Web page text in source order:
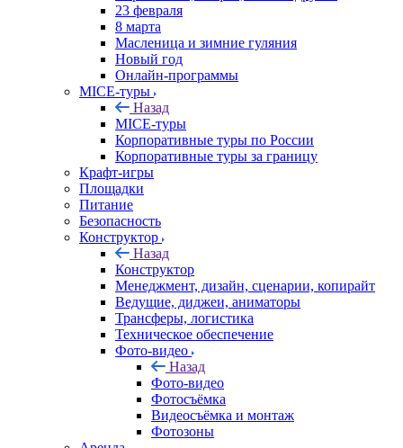
23 февраля
8 марта
Масленица и зимние гуляния
Новый год
Онлайн-программы
MICE‑туры
Назад
MICE‑туры
Корпоративные туры по России
Корпоративные туры за границу
Крафт-игры
Площадки
Питание
Безопасность
Конструктор
Назад
Конструктор
Менеджмент, дизайн, сценарии, копирайт
Ведущие, диджеи, аниматоры
Трансферы, логистика
Техническое обеспечение
Фото-видео
Назад
Фото-видео
Фотосъёмка
Видеосъёмка и монтаж
Фотозоны